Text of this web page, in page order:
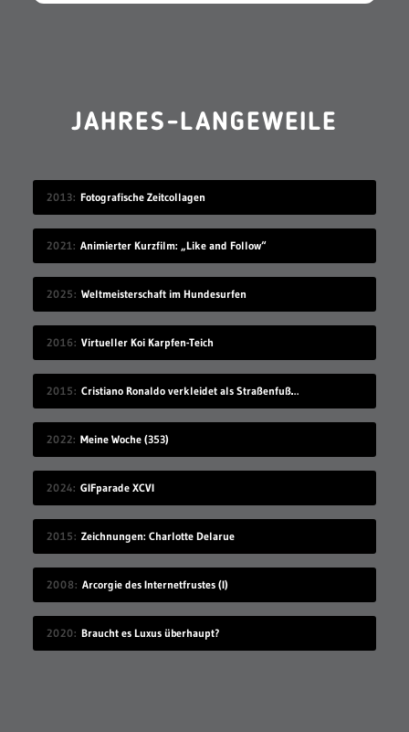
JAHRES-LANGEWEILE
2013 Fotografische Zeitcollagen
2021 Animierter Kurzfilm: „Like and Follow“
2025 Weltmeisterschaft im Hundesurfen
2016 Virtueller Koi Karpfen-Teich
2015 Cristiano Ronaldo verkleidet als Straßenfußballer
2022 Meine Woche (353)
2024 GIFparade XCVI
2015 Zeichnungen: Charlotte Delarue
2008 Arcorgie des Internetfrustes (I)
2020 Braucht es Luxus überhaupt?